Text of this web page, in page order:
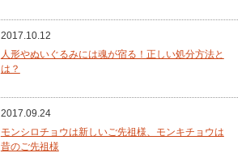
2017.10.12
人形やぬいぐるみには魂が宿る！正しい処分方法と
は？
2017.09.24
モンシロチョウは新しいご先祖様、モンキチョウは
昔のご先祖様